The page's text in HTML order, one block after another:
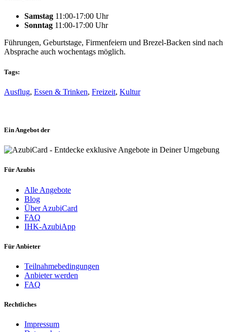
Samstag 11:00-17:00 Uhr
Sonntag 11:00-17:00 Uhr
Führungen, Geburtstage, Firmenfeiern und Brezel-Backen sind nach
Absprache auch wochentags möglich.
Tags:
Ausflug, Essen & Trinken, Freizeit, Kultur
Ein Angebot der
Für Azubis
Alle Angebote
Blog
Über AzubiCard
FAQ
IHK-AzubiApp
Für Anbieter
Teilnahmebedingungen
Anbieter werden
FAQ
Rechtliches
Impressum